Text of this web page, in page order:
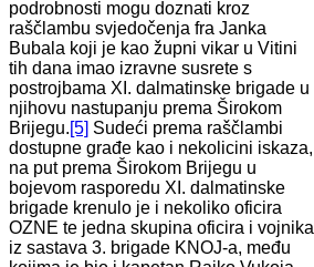
podrobnosti mogu doznati kroz
raščlambu svjedočenja fra Janka
Bubala koji je kao župni vikar u Vitini
tih dana imao izravne susrete s
postrojbama XI. dalmatinske brigade u
njihovu nastupanju prema Širokom
Brijegu.[5] Sudeći prema raščlambi
dostupne građe kao i nekolicini iskaza,
na put prema Širokom Brijegu u
bojevom rasporedu XI. dalmatinske
brigade krenulo je i nekoliko oficira
OZNE te jedna skupina oficira i vojnika
iz sastava 3. brigade KNOJ-a, među